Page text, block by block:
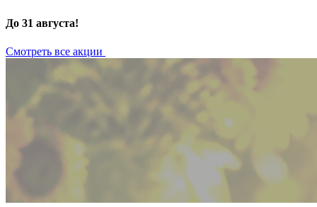
До 31 августа!
Смотреть все акции